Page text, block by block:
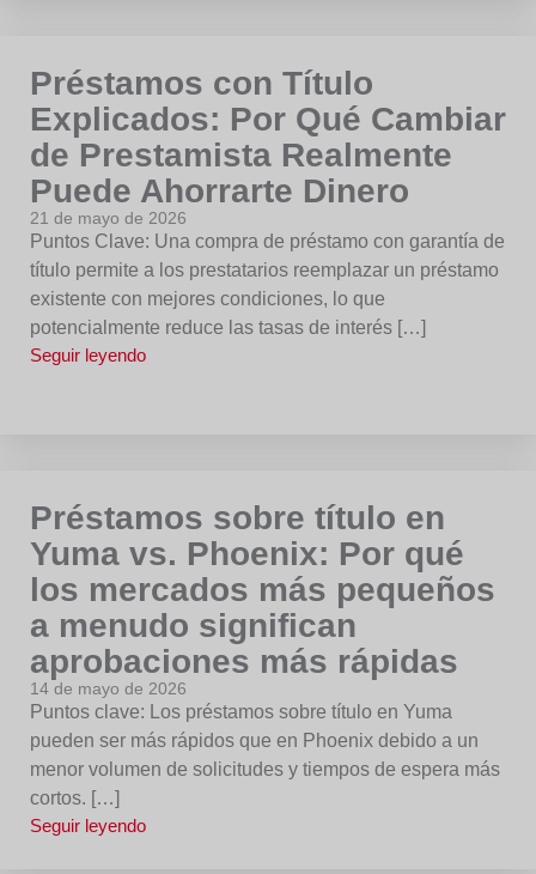
Préstamos con Título
Explicados: Por Qué Cambiar
de Prestamista Realmente
Puede Ahorrarte Dinero
21 de mayo de 2026
Puntos Clave: Una compra de préstamo con garantía de
título permite a los prestatarios reemplazar un préstamo
existente con mejores condiciones, lo que
potencialmente reduce las tasas de interés […]
Seguir leyendo
Préstamos sobre título en
Yuma vs. Phoenix: Por qué
los mercados más pequeños
a menudo significan
aprobaciones más rápidas
14 de mayo de 2026
Puntos clave: Los préstamos sobre título en Yuma
pueden ser más rápidos que en Phoenix debido a un
menor volumen de solicitudes y tiempos de espera más
cortos. […]
Seguir leyendo